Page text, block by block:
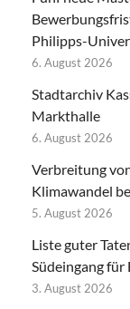
Philipps-
6. August 2026
Stadtarchiv
Markthalle
6. August 2026
Verbreitung
Klimawandel
5. August 2026
Liste guter
Südeingang
3. August 2026